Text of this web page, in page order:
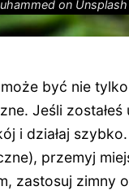
on Unsplash
być nie
Jeśli zostałeś
i działaj szybko.
przemyj
zastosuj zimny